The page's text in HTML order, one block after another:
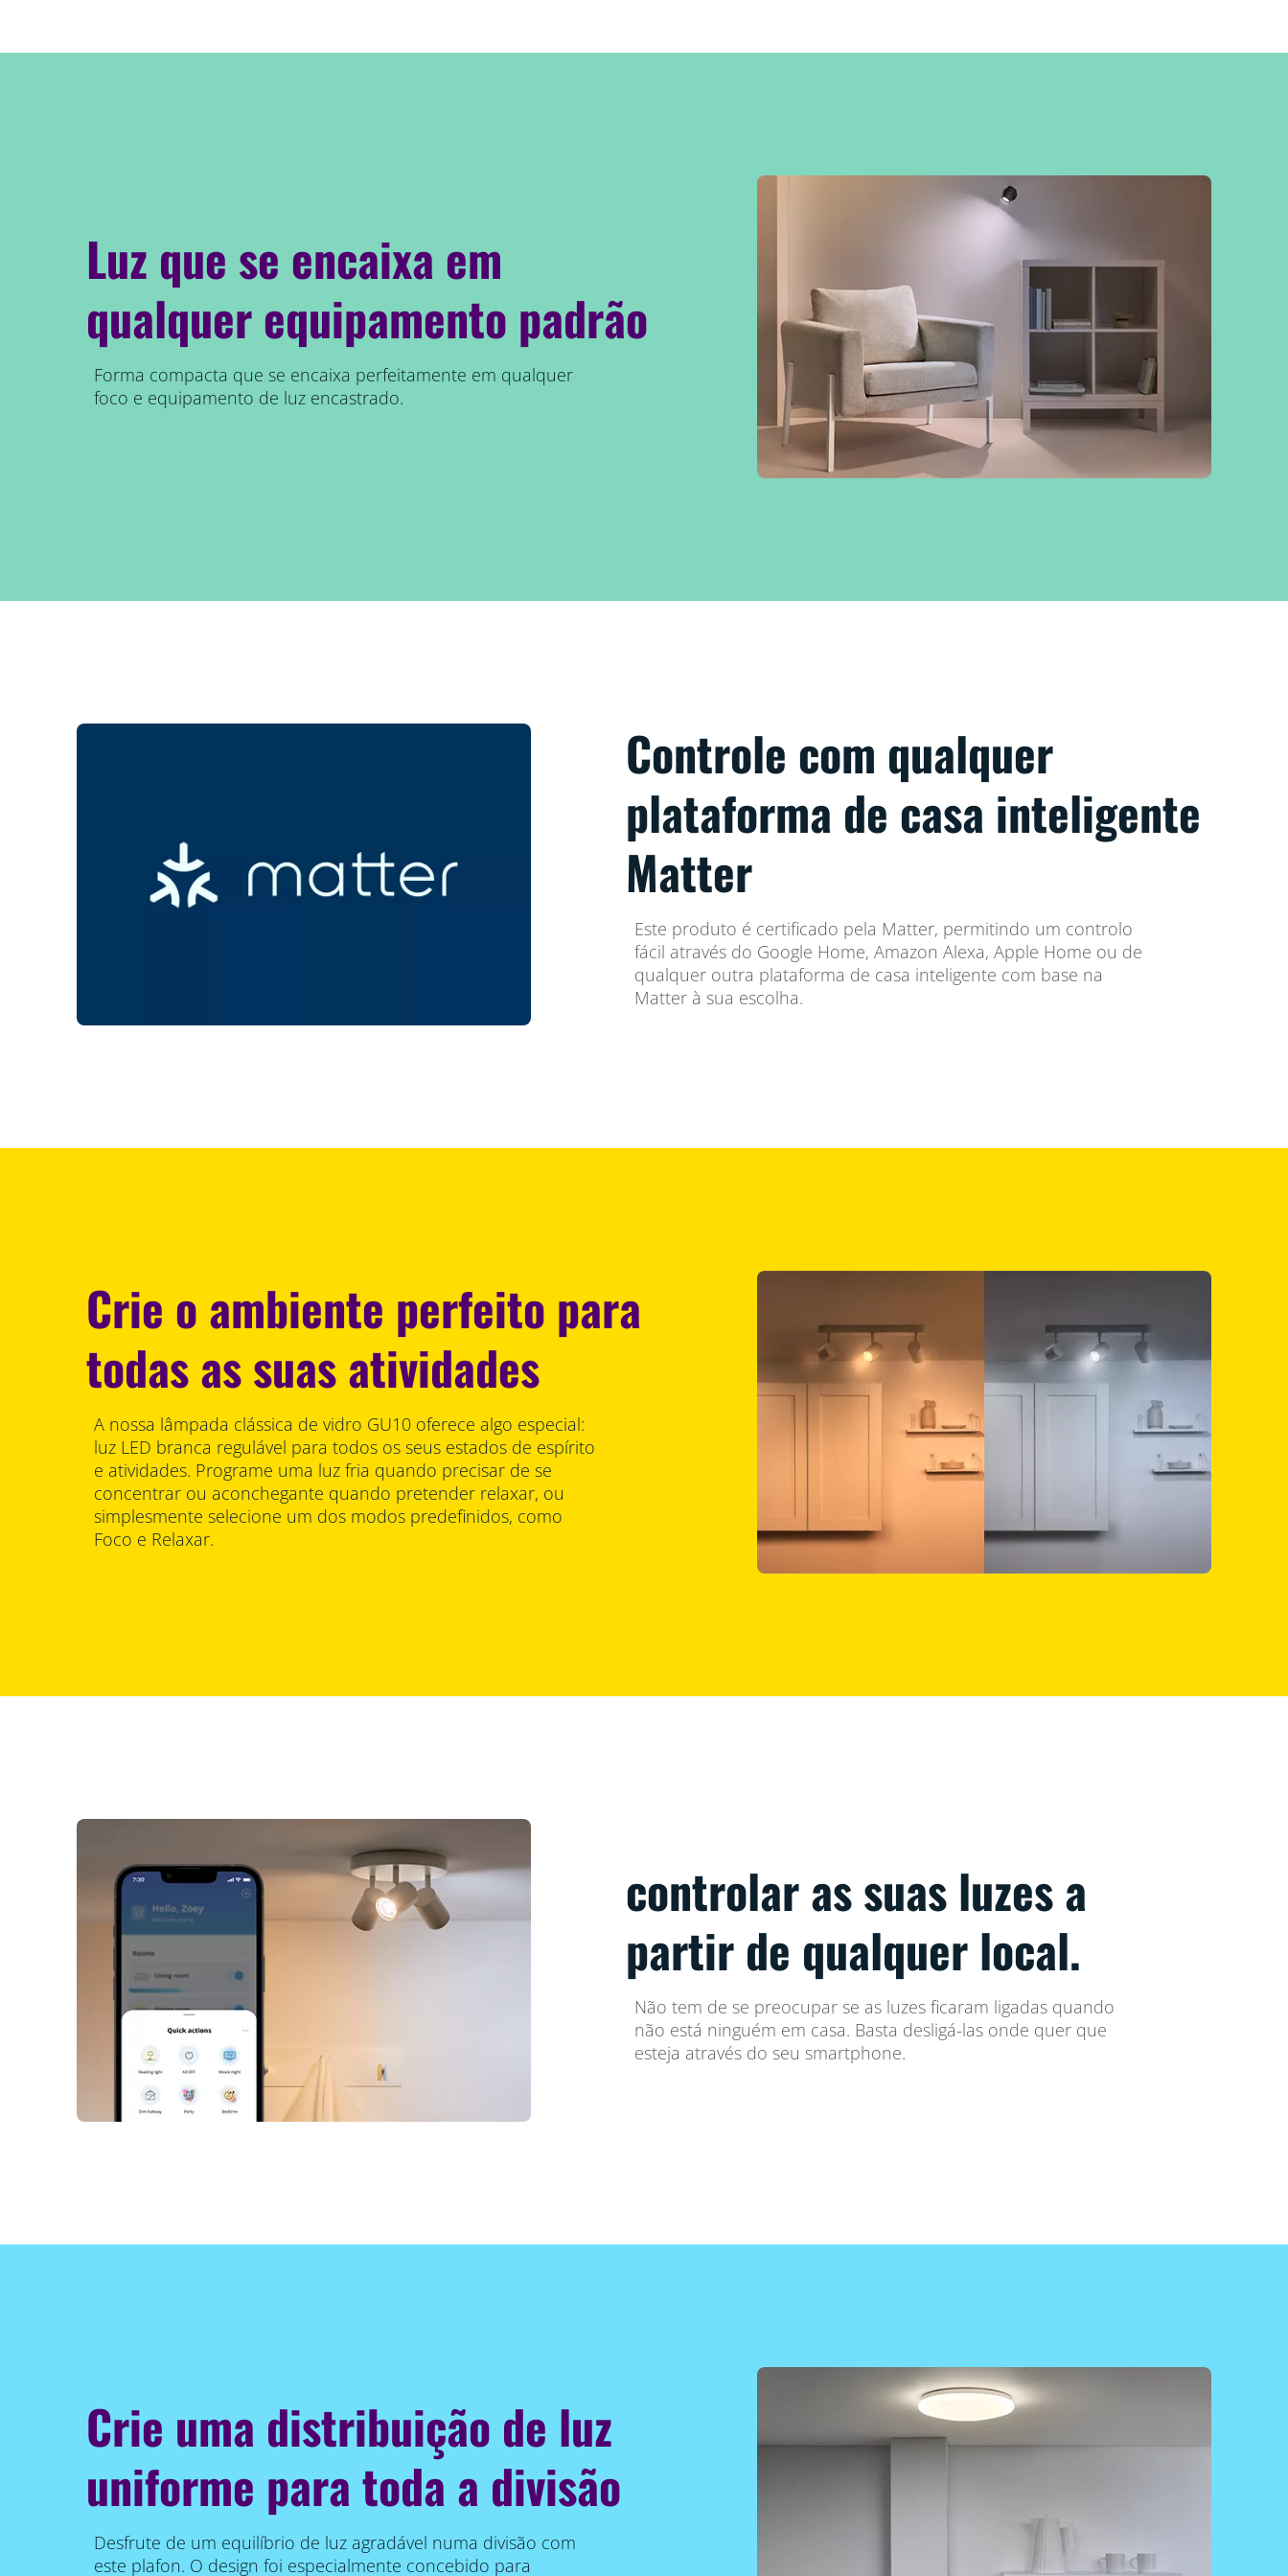
Luz que se encaixa em
qualquer equipamento padrão
Forma compacta que se encaixa perfeitamente em qualquer
foco e equipamento de luz encastrado.
Controle com qualquer
plataforma de casa inteligente
Matter
Este produto é certificado pela Matter, permitindo um controlo
fácil através do Google Home, Amazon Alexa, Apple Home ou de
qualquer outra plataforma de casa inteligente com base na
Matter à sua escolha.
Crie o ambiente perfeito para
todas as suas atividades
A nossa lâmpada clássica de vidro GU10 oferece algo especial:
luz LED branca regulável para todos os seus estados de espírito
e atividades. Programe uma luz fria quando precisar de se
concentrar ou aconchegante quando pretender relaxar, ou
simplesmente selecione um dos modos predefinidos, como
Foco e Relaxar.
controlar as suas luzes a
partir de qualquer local.
Não tem de se preocupar se as luzes ficaram ligadas quando
não está ninguém em casa. Basta desligá-las onde quer que
esteja através do seu smartphone.
Crie uma distribuição de luz
uniforme para toda a divisão
Desfrute de um equilíbrio de luz agradável numa divisão com
este plafon. O design foi especialmente concebido para